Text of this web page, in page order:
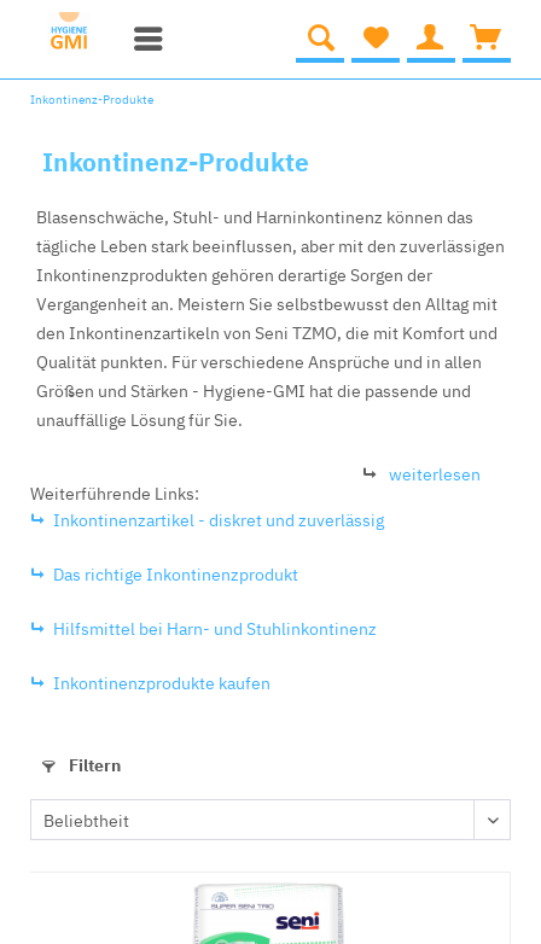
Inkontinenz-Produkte
Inkontinenz-Produkte
Blasenschwäche, Stuhl- und Harninkontinenz können das
tägliche Leben stark beeinflussen, aber mit den zuverlässigen
Inkontinenzprodukten gehören derartige Sorgen der
Vergangenheit an. Meistern Sie selbstbewusst den Alltag mit
den Inkontinenzartikeln von Seni TZMO, die mit Komfort und
Qualität punkten. Für verschiedene Ansprüche und in allen
Größen und Stärken - Hygiene-GMI hat die passende und
unauffällige Lösung für Sie.
weiterlesen
Weiterführende Links:
Inkontinenzartikel - diskret und zuverlässig
Das richtige Inkontinenzprodukt
Hilfsmittel bei Harn- und Stuhlinkontinenz
Inkontinenzprodukte kaufen
Filtern